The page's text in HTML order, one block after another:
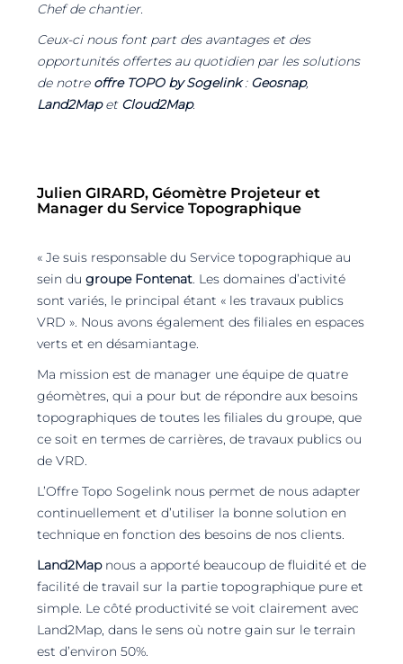
Chef de chantier.
Ceux-ci nous font part des avantages et des
opportunités offertes au quotidien par les solutions
de notre offre TOPO by Sogelink: Geosnap,
Land2Mapet Cloud2Map.
Julien GIRARD, Géomètre Projeteur et
Manager du Service Topographique
« Je suis responsable du Service topographique au
sein du groupe Fontenat. Les domaines d’activité
sont variés, le principal étant « les travaux publics
VRD ». Nous avons également des filiales en espaces
verts et en désamiantage.
Ma mission est de manager une équipe de quatre
géomètres, qui a pour but de répondre aux besoins
topographiques de toutes les filiales du groupe, que
ce soit en termes de carrières, de travaux publics ou
de VRD.
L’Offre Topo Sogelink nous permet de nous adapter
continuellement et d’utiliser la bonne solution en
technique en fonction des besoins de nos clients.
Land2Mapnous a apporté beaucoup de fluidité et de
facilité de travail sur la partie topographique pure et
simple. Le côté productivité se voit clairement avec
Land2Map, dans le sens où notre gain sur le terrain
est d’environ 50%.